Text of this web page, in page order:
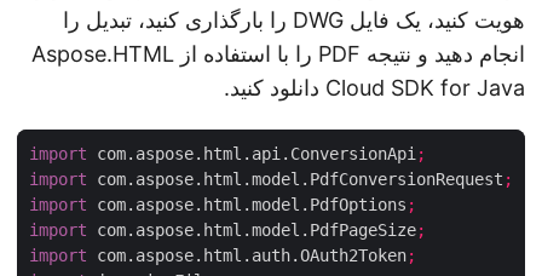
هویت کنید، یک فایل DWG را بارگذاری کنید، تبدیل را
انجام دهید و نتیجه PDF را با استفاده از Aspose.HTML
Cloud SDK for Java دانلود کنید.
import com.aspose.html.api.ConversionApi
import com.aspose.html.model.PdfConversionRequest
import com.aspose.html.model.PdfOptions
import com.aspose.html.model.PdfPageSize
import com.aspose.html.auth.OAuth2Token